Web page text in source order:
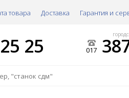
товара Доставка Гарантия и
25 017